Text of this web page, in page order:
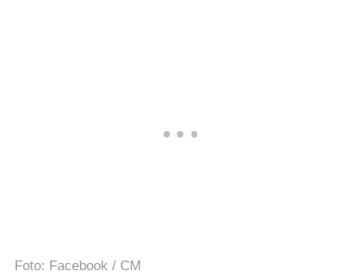
Foto: Facebook / CM